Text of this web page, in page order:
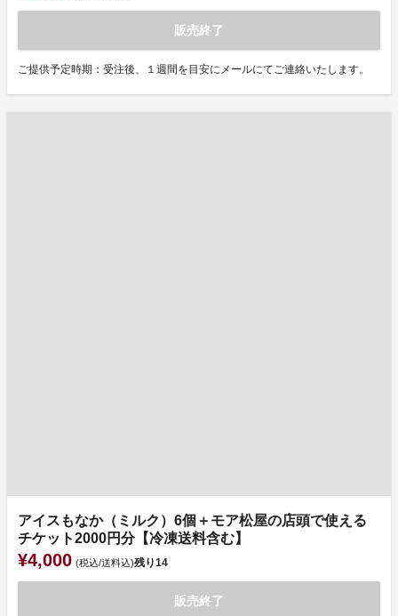
販売終了
ご提供予定時期：受注後、１週間を目安にメールにてご連絡いたします。
アイスもなか（ミルク）6個＋モア松屋の店頭で使える
チケット2000円分【冷凍送料含む】
¥4,000 (税込/送料込)残り14
販売終了